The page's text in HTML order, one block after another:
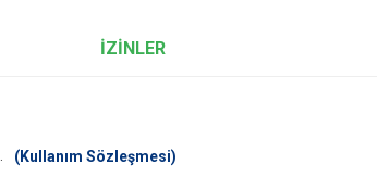
İZİNLER
(Kullanım Sözleşmesi)